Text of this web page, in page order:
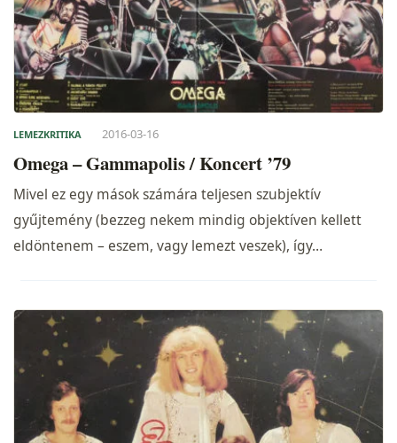
LEMEZKRITIKA 2016-03-16
Omega – Gammapolis / Koncert ’79
Mivel ez egy mások számára teljesen szubjektív
gyűjtemény (bezzeg nekem mindig objektíven kellett
eldöntenem – eszem, vagy lemezt veszek), így…